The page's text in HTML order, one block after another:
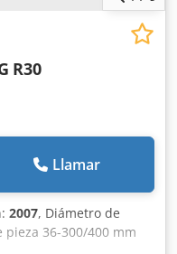
R30
Llamar
2007, Diámetro de
36-300/400 mm